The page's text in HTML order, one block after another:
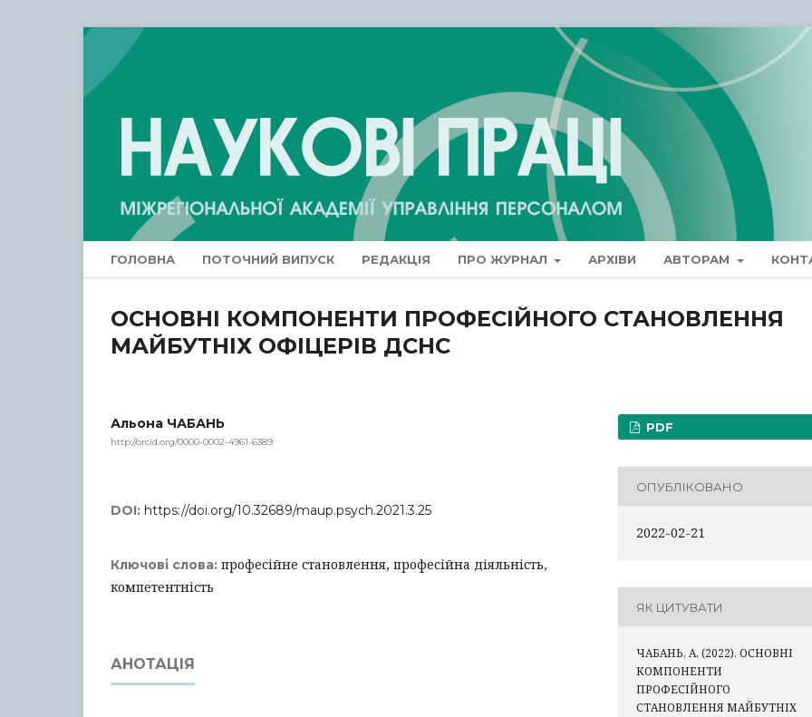
ГОЛОВНА ПОТОЧНИЙ ВИПУСК РЕДАКЦІЯ ПРО ЖУРНАЛ АРХІВИ АВТОРАМ
ОСНОВНІ КОМПОНЕНТИ ПРОФЕСІЙНОГО СТАНОВЛЕННЯ
МАЙБУТНІХ ОФІЦЕРІВ ДСНС
Альона ЧАБАНЬ
http://orcid.org/0000-0002-4961-6389
DOI: https://doi.org/10.32689/maup.psych.2021.3.25
Ключові слова: професійне становлення, професійна діяльність,
компетентність
АНОТАЦІЯ
PDF
ОПУБЛІКОВАНО
2022-02-21
ЯК ЦИТУВАТИ
ЧАБАНЬ, А. (2022). ОСНОВНІ
КОМПОНЕНТИ
ПРОФЕСІЙНОГО
СТАНОВЛЕННЯ МАЙБУТНІХ